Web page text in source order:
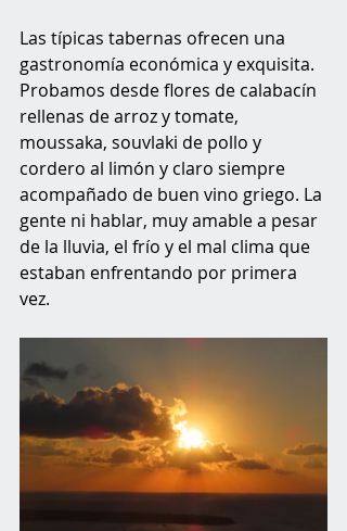
Las típicas tabernas ofrecen una
gastronomía económica y exquisita.
Probamos desde flores de calabacín
rellenas de arroz y tomate,
moussaka, souvlaki de pollo y
cordero al limón y claro siempre
acompañado de buen vino griego. La
gente ni hablar, muy amable a pesar
de la lluvia, el frío y el mal clima que
estaban enfrentando por primera
vez.